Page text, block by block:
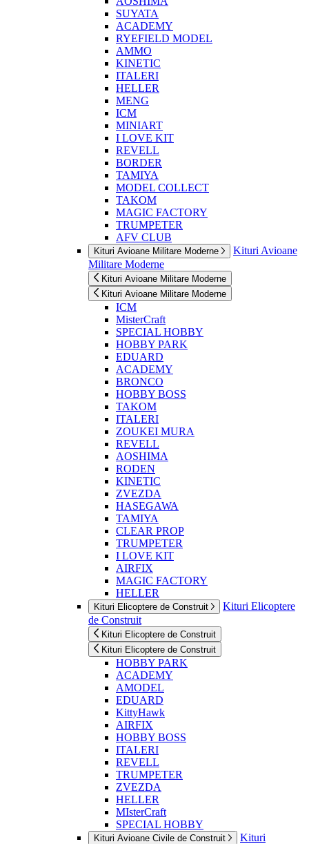
SUYATA
ACADEMY
RYEFIELD MODEL
AMMO
KINETIC
ITALERI
HELLER
MENG
ICM
MINIART
I LOVE KIT
REVELL
BORDER
TAMIYA
MODEL COLLECT
TAKOM
MAGIC FACTORY
TRUMPETER
AFV CLUB
Kituri Avioane Militare Moderne
Kituri Avioane
Militare Moderne
Kituri Avioane Militare Moderne
Kituri Avioane Militare Moderne
ICM
MisterCraft
SPECIAL HOBBY
HOBBY PARK
EDUARD
ACADEMY
BRONCO
HOBBY BOSS
TAKOM
ITALERI
ZOUKEI MURA
REVELL
AOSHIMA
RODEN
KINETIC
ZVEZDA
HASEGAWA
TAMIYA
CLEAR PROP
TRUMPETER
I LOVE KIT
AIRFIX
MAGIC FACTORY
HELLER
Kituri Elicoptere de Construit
Kituri Elicoptere
de Construit
Kituri Elicoptere de Construit
Kituri Elicoptere de Construit
HOBBY PARK
ACADEMY
AMODEL
EDUARD
KittyHawk
AIRFIX
HOBBY BOSS
ITALERI
REVELL
TRUMPETER
ZVEZDA
HELLER
MIsterCraft
SPECIAL HOBBY
Kituri Avioane Civile de Construit
Kituri